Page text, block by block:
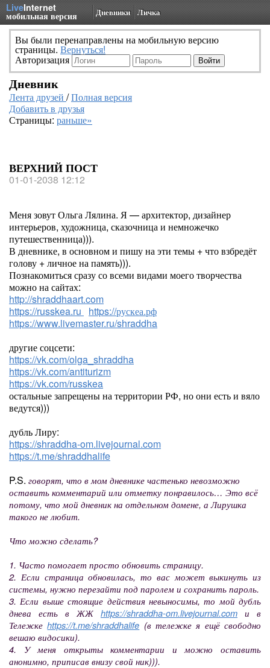
LiveInternet
мобильная версия Дневники Личка
Вы были перенаправлены на мобильную версию
страницы. Вернуться!
Авторизация
Дневник
Лента друзей /Полная версия
Добавить в друзья
Страницы: раньше»
ВЕРХНИЙ ПОСТ
01-01-2038 12:12
Меня зовут Ольга Лялина. Я — архитектор, дизайнер
интерьеров, художница, сказочница и немножечко
путешественница))).
В дневнике, в основном и пишу на эти темы + что взбредёт
голову + личное на память))).
Познакомиться сразу со всеми видами моего творчества
можно на сайтах:
http://shraddhaart.com
https://russkea.ru
https://рускеа.рф
https://www.livemaster.ru/shraddha
другие соцсети:
https://vk.com/olga_shraddha
https://vk.com/antiturizm
https://vk.com/russkea
остальные запрещены на территории РФ, но они есть и вяло
ведутся)))
дубль Лиру:
https://shraddha-om.livejournal.com
https://t.me/shraddhalife
P.S. говорят, что в мом дневнике частенько невозможно
оставить комментарий или отметку понравилось… Это всё
потому, что мой дневник на отдельном домене, а Лирушка
такого не любит.
Что можно сделать?
1. Часто помогает просто обновить страницу.
2. Если страница обновилась, то вас может выкинуть из
системы, нужно перезайти под паролем и сохранить пароль.
3. Если выше стоящие действия невыносимы, то мой дубль
днева есть в ЖЖ https://shraddha-om.livejournal.com и в
Тележкеhttps://t.me/shraddhalife (в тележке я ещё свободно
вешаю видосики).
4. У меня открыты комментарии и можно оставить
анонимно, приписав внизу свой ник))).